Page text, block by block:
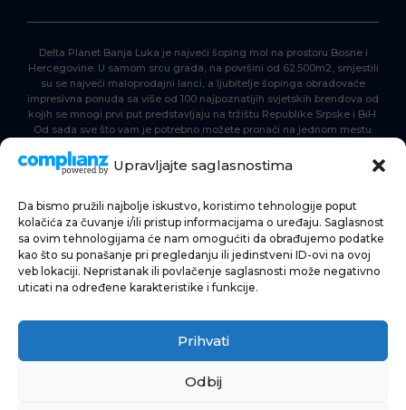
Upravljajte saglasnostima
Da bismo pružili najbolje iskustvo, koristimo tehnologije poput
kolačića za čuvanje i/ili pristup informacijama o uređaju. Saglasnost
sa ovim tehnologijama će nam omogućiti da obrađujemo podatke
kao što su ponašanje pri pregledanju ili jedinstveni ID-ovi na ovoj
veb lokaciji. Nepristanak ili povlačenje saglasnosti može negativno
uticati na određene karakteristike i funkcije.
Prihvati
Odbij
Delta Planet Banja Luka je najveći šoping mol na prostoru Bosne i
Hercegovine. U samom srcu grada, na površini od 62.500m2, smjestili
su se najveći maloprodajni lanci, a ljubitelje šopinga obradovaće
impresivna ponuda sa više od 100 najpoznatijih svjetskih brendova od
kojih se mnogi prvi put predstavljaju na tržištu Republike Srpske i BiH.
Od sada sve što vam je potrebno možete pronaći na jednom mestu.
POČETNA
ŠOPING
AKTUELNOSTI
ZABAVA